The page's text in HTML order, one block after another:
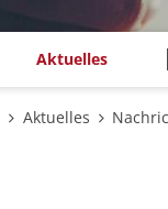
Aktuelles
Aktuelles